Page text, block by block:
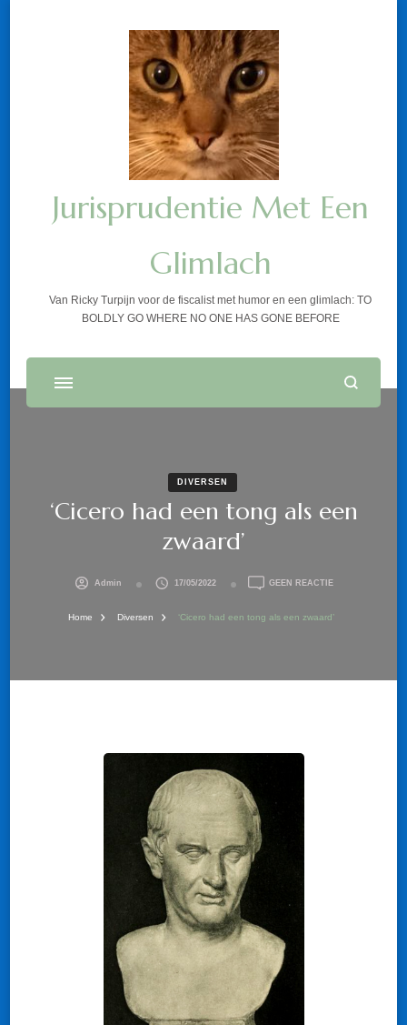
Jurisprudentie Met Een
Glimlach
Van Ricky Turpijn voor de fiscalist met humor en een glimlach: TO
BOLDLY GO WHERE NO ONE HAS GONE BEFORE
DIVERSEN
‘Cicero had een tong als een
zwaard’
Admin 17/05/2022 GEEN REACTIEOP
Home Diversen ‘Cicero had een tong als een zwaard’